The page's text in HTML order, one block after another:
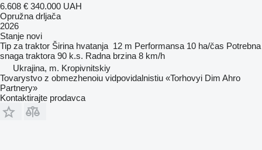
6.608 € 340.000 UAH
Opružna drljača
2026
Stanje novi
Tip za traktor Širina hvatanja 12 m Performansa 10 ha/čas Potrebna
snaga traktora 90 k.s. Radna brzina 8 km/h
Ukrajina, m. Kropivnitskiy
Tovarystvo z obmezhenoiu vidpovidalnistiu «Torhovyi Dim Ahro
Partnery»
Kontaktirajte prodavca